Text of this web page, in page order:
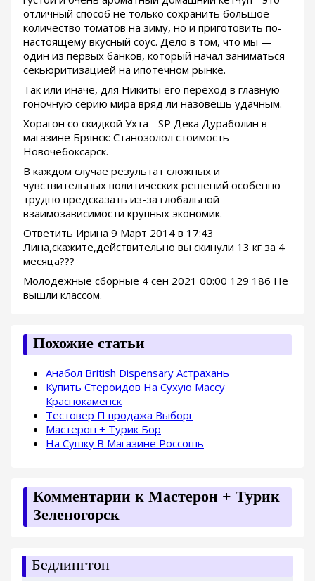
отличный способ не только сохранить большое
количество томатов на зиму, но и приготовить по-
настоящему вкусный соус. Дело в том, что мы —
один из первых банков, который начал заниматься
секьюритизацией на ипотечном рынке.
Так или иначе, для Никиты его переход в главную
гоночную серию мира вряд ли назовёшь удачным.
Хорагон со скидкой Ухта - SP Дека Дураболин в
магазине Брянск: Станозолол стоимость
Новочебоксарск.
В каждом случае результат сложных и
чувствительных политических решений особенно
трудно предсказать из-за глобальной
взаимозависимости крупных экономик.
Ответить Ирина 9 Март 2014 в 17:43
Лина,скажите,действительно вы скинули 13 кг за 4
месяца???
Молодежные сборные 4 сен 2021 00:00 129 186 Не
вышли классом.
Похожие статьи
Анабол British Dispensary Астрахань
Купить Стероидов На Сухую Массу
Краснокаменск
Тестовер П продажа Выборг
Мастерон + Турик Бор
На Сушку В Магазине Россошь
Комментарии к Мастерон + Турик
Зеленогорск
Бедлингтон